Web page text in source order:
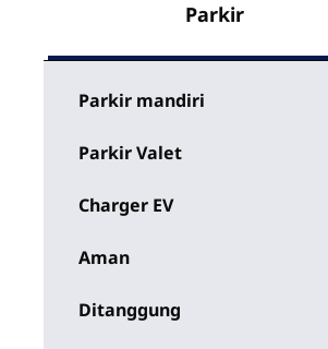
Parkir
Parkir mandiri
Parkir Valet
Charger EV
Aman
Ditanggung